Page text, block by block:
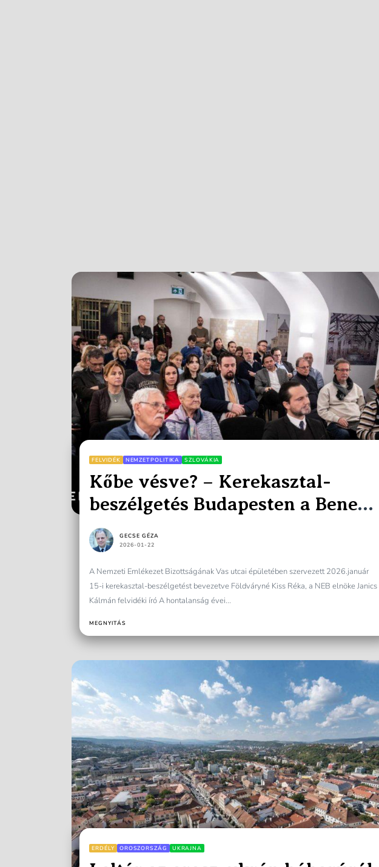
FELVIDÉK NEMZETPOLITIKA SZLOVÁKIA
Kőbe vésve? – Kerekasztal-
beszélgetés Budapesten a Beneš-
dekrétumokról
GECSE GÉZA
2026-01-22
A Nemzeti Emlékezet Bizottságának Vas utcai épületében szervezett 2026.január
15-i kerekasztal-beszélgetést bevezetve Földváryné Kiss Réka, a NEB elnöke Janics
Kálmán felvidéki író A hontalanság évei...
MEGNYITÁS
ERDÉLY OROSZORSZÁG UKRAJNA